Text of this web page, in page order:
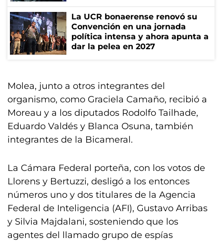
La UCR bonaerense renovó su
Convención en una jornada
política intensa y ahora apunta a
dar la pelea en 2027
Molea, junto a otros integrantes del
organismo, como Graciela Camaño, recibió a
Moreau y a los diputados Rodolfo Tailhade,
Eduardo Valdés y Blanca Osuna, también
integrantes de la Bicameral.
La Cámara Federal porteña, con los votos de
Llorens y Bertuzzi, desligó a los entonces
números uno y dos titulares de la Agencia
Federal de Inteligencia (AFI), Gustavo Arribas
y Silvia Majdalani, sosteniendo que los
agentes del llamado grupo de espías